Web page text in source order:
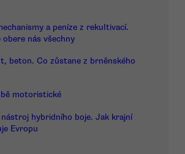
a peníze z rekultivací.
obere nás všechny
beton. Co zůstane z brněnského
motoristické
hybridního boje. Jak krajní
Evropu